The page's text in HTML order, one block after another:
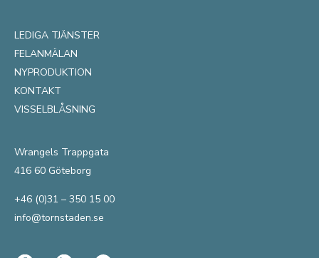
LEDIGA TJÄNSTER
FELANMÄLAN
NYPRODUKTION
KONTAKT
VISSELBLÅSNING
Wrangels Trappgata
416 60 Göteborg
+46 (0)31 – 350 15 00
info@tornstaden.se